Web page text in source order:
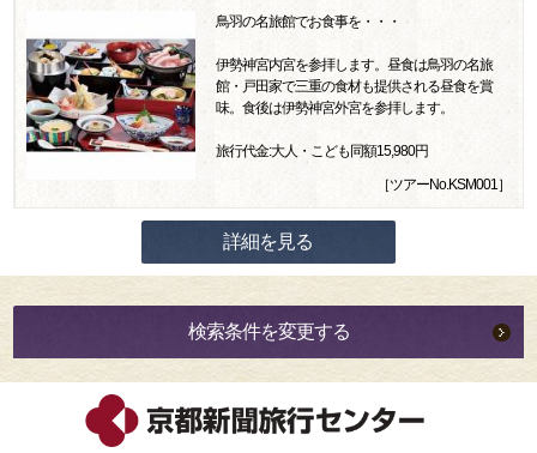
鳥羽の名旅館でお食事を・・・
伊勢神宮内宮を参拝します。昼食は鳥羽の名旅
館・戸田家で三重の食材も提供される昼食を賞
味。食後は伊勢神宮外宮を参拝します。
旅行代金:大人・こども同額15,980円
［ツアーNo.KSM001］
詳細を見る
検索条件を変更する